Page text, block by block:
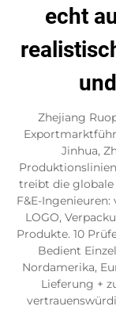
Neuigkeiten
Kontakt
echt
Zhejiang
Jinhua,
treibt die globale
F&E-
LOGO,
Produkte. 10
Bedient
Nordamerika,
Lieferung +